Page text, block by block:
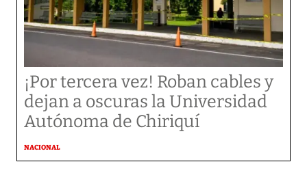
¡Por tercera vez! Roban cables y
dejan a oscuras la Universidad
Autónoma de Chiriquí
NACIONAL